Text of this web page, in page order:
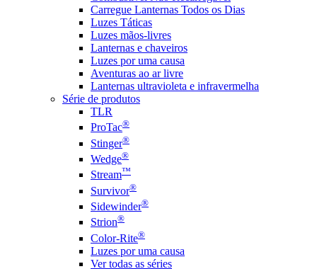
Carregue Lanternas Todos os Dias
Luzes Táticas
Luzes mãos-livres
Lanternas e chaveiros
Luzes por uma causa
Aventuras ao ar livre
Lanternas ultravioleta e infravermelha
Série de produtos
TLR
ProTac®
Stinger®
Wedge®
Stream™
Survivor®
Sidewinder®
Strion®
Color-Rite®
Luzes por uma causa
Ver todas as séries